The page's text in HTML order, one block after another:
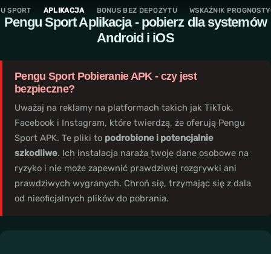
Przejdź
do
SPORT APLIKACJA BONUS BEZ DEPOZYTU WSKAŹNIK
S
t
a
g
ł
ó
w
n
a
A
p
Pengu SportAplikacja - pobierz dla systemów
Android i iOS
Pengu SportPobieranie APK - czy jest
bezpieczne?
Uważaj na reklamy na platformach takich jak TikTok,
Facebook i Instagram, które twierdzą, że oferują Pengu
Sport APK. Te pliki to podrobione i potencjalnie
szkodliwe. Ich instalacja naraża twoje dane osobowe na
ryzyko i nie może zapewnić prawdziwej rozgrywki ani
prawdziwych wygranych. Chroń się, trzymając się z dala
od nieoficjalnych plików do pobrania.